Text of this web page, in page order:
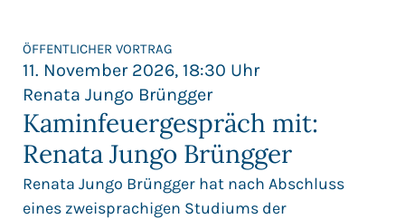
ÖFFENTLICHER VORTRAG
11. November 2026, 18:30 Uhr
Renata Jungo Brüngger
Kaminfeuergespräch mit:
Renata Jungo Brüngger
Renata Jungo Brüngger hat nach Abschluss
eines zweisprachigen Studiums der